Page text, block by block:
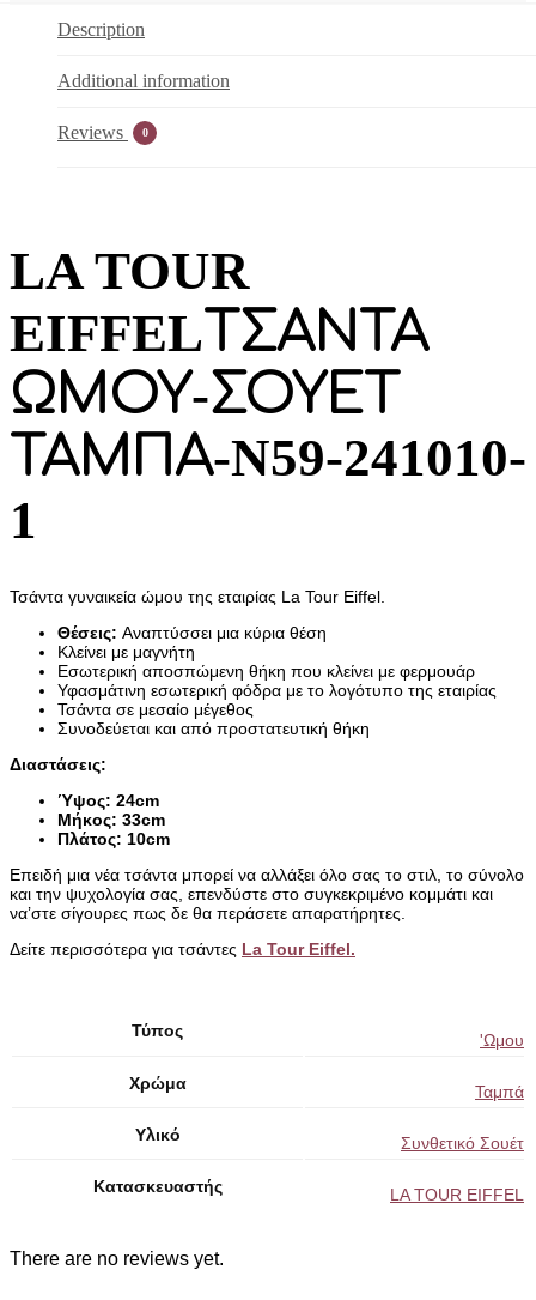
ΤΑΜΠΑ-Description
Additional information
Reviews 0
LA TOUR
EIFFELΤΣΑΝΤΑ
ΩΜΟΥ-ΣΟΥΕΤ
ΤΑΜΠΑ-N59-241010-
1
Τσάντα γυναικεία ώμου της εταιρίας La Tour Eiffel.
Θέσεις: Αναπτύσσει μια κύρια θέση
Κλείνει με μαγνήτη
Εσωτερική αποσπώμενη θήκη που κλείνει με φερμουάρ
Υφασμάτινη εσωτερική φόδρα με το λογότυπο της εταιρίας
Τσάντα σε μεσαίο μέγεθος
Συνοδεύεται και από προστατευτική θήκη
Διαστάσεις:
Ύψος: 24cm
Μήκος: 33cm
Πλάτος: 10cm
Επειδή μια νέα τσάντα μπορεί να αλλάξει όλο σας το στιλ, το σύνολο
και την ψυχολογία σας, επενδύστε στο συγκεκριμένο κομμάτι και
να’στε σίγουρες πως δε θα περάσετε απαρατήρητες.
Δείτε περισσότερα για τσάντες La Tour Eiffel.
Τύπος 'Ωμου
Χρώμα Ταμπά
Υλικό Συνθετικό Σουέτ
Κατασκευαστής LA TOUR EIFFEL
There are no reviews yet.